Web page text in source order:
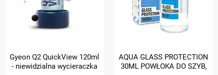
Gyeon Q2 QuickView 120ml
- niewidzialna wycieraczka
AQUA GLASS PROTECTION
30ML POWŁOKA DO SZYB,